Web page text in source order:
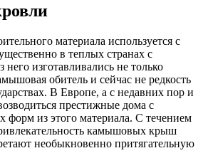
материала используется с
в теплых странах с
изготавливались не только
обитель и сейчас не редкость
В Европе, а с недавних пор и
престижные дома с
форм из этого материала. С течением
камышовых крыш
необыкновенно притягательную